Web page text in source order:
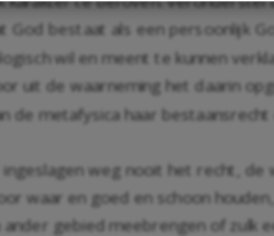
bestaat als een persoonlijk
wil en meent te kunnen
uit de waarneming het daarin
metafysica haar
weg nooit het recht, de
waar en goed en schoon
gebied meebrengen of zulk